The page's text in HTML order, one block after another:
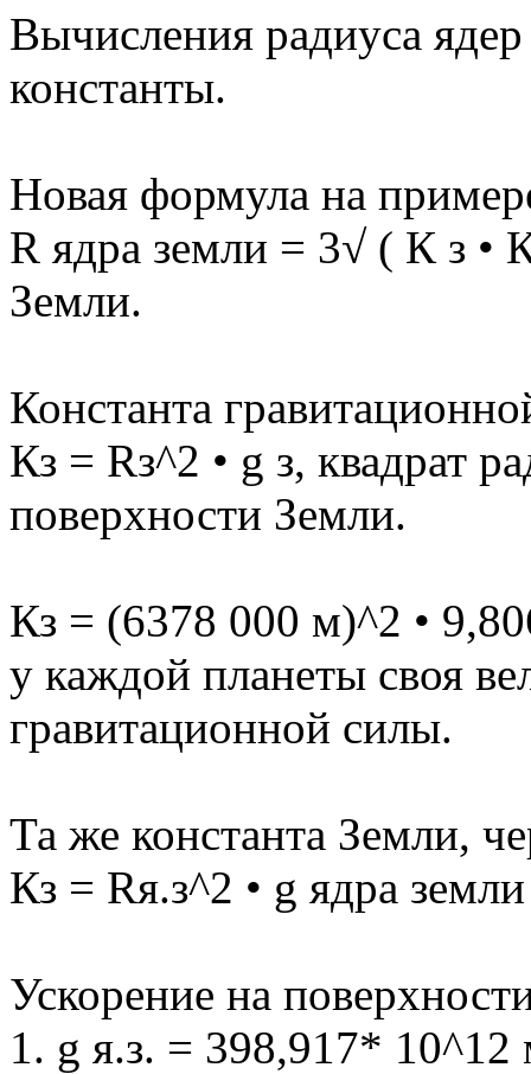
Вычисления радиуса
константы.
Новая формула на
R ядра земли = 3√ ( К з •
Земли.
Константа
Кз = Rз^2 • g з, квадрат
поверхности Земли.
Кз = (6378 000 м)^2 •
у каждой планеты своя
гравитационной силы.
Та же константа Земли,
Кз = Rя.з^2 • g ядра
Ускорение на
1. g я.з. = 398,917* 10^12